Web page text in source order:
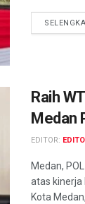
Raih
Medan
EDITOR:
Medan,
atas kinerja
Kota